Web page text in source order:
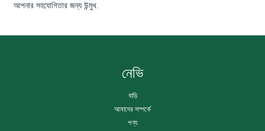
আপনার সহযোগিতার জন্য উন্মুখ.
নেভি
বাড়ি
আমাদের সম্পর্কে
পণ্য